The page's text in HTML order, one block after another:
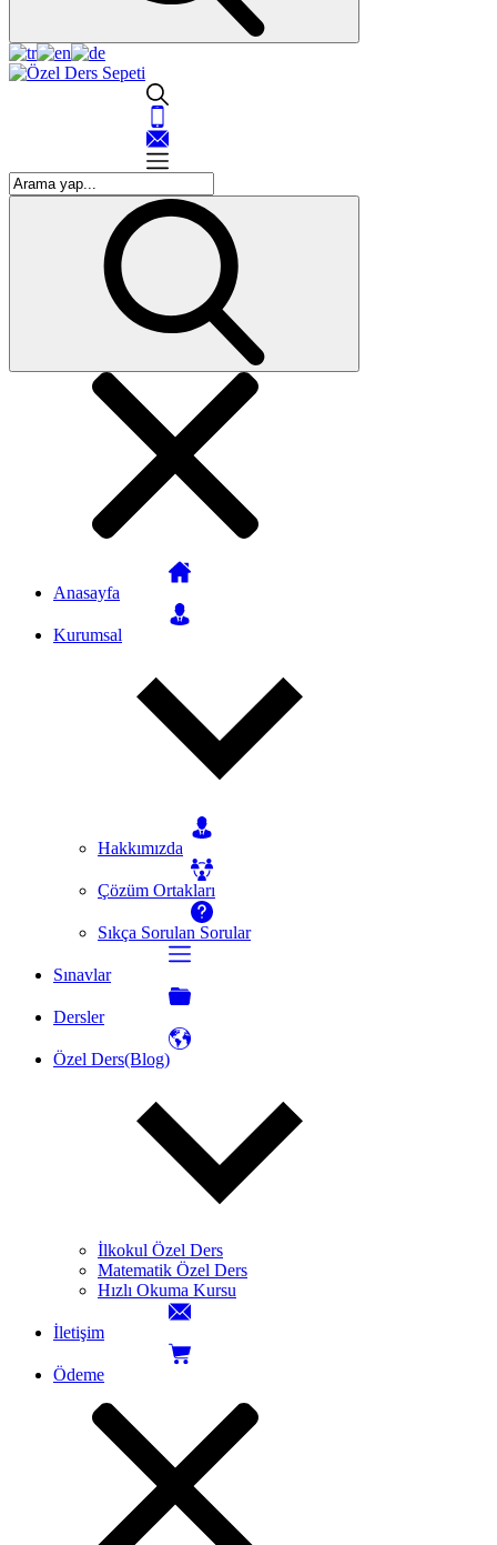
Anasayfa
Kurumsal
Hakkımızda
Çözüm Ortakları
Sıkça Sorulan Sorular
Sınavlar
Dersler
Özel Ders(Blog)
İlkokul Özel Ders
Matematik Özel Ders
Hızlı Okuma Kursu
İletişim
Ödeme